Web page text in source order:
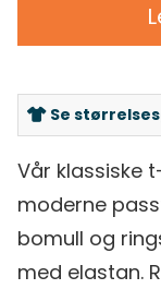
Se
Vår klassiske
moderne
bomull og
med elastan.